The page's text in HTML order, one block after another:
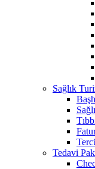
Sağlık
Tedavi